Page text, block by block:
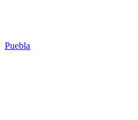
Puebla